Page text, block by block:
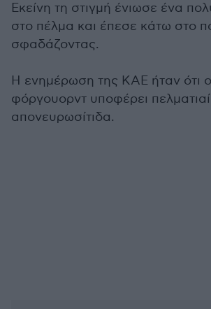
Εκείνη τη στιγμή ένιωσε ένα
στο πέλμα και έπεσε κάτω στο
σφαδάζοντας.
Η ενημέρωση της ΚΑΕ ήταν ότι
φόργουορντ υποφέρει
απονευρωσίτιδα.